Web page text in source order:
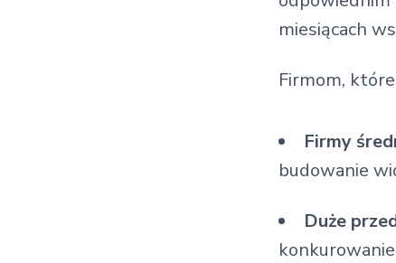
miesiącach
Firmom,
Firmy
budowanie
Duże